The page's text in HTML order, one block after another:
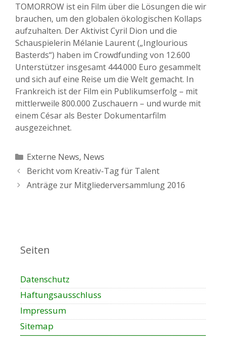
TOMORROW ist ein Film über die Lösungen die wir
brauchen, um den globalen ökologischen Kollaps
aufzuhalten. Der Aktivist Cyril Dion und die
Schauspielerin Mélanie Laurent („Inglourious
Basterds“) haben im Crowdfunding von 12.600
Unterstützer insgesamt 444.000 Euro gesammelt
und sich auf eine Reise um die Welt gemacht. In
Frankreich ist der Film ein Publikumserfolg – mit
mittlerweile 800.000 Zuschauern – und wurde mit
einem César als Bester Dokumentarfilm
ausgezeichnet.
Kategorien
Externe News, News
Bericht vom Kreativ-Tag für Talent
Anträge zur Mitgliederversammlung 2016
Seiten
Datenschutz
Haftungsausschluss
Impressum
Sitemap